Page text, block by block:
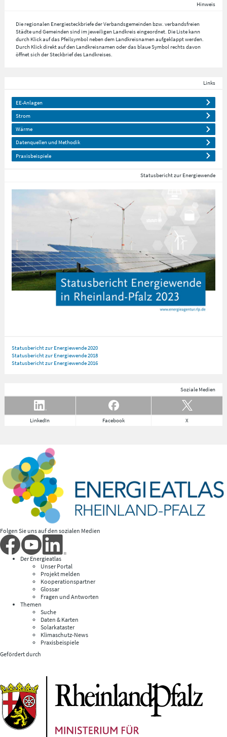
Hinweis
Die regionalen Energiesteckbriefe der Verbandsgemeinden bzw. verbandsfreien
Städte und Gemeinden sind im jeweiligen Landkreis eingeordnet. Die Liste kann
durch Klick auf das Pfeilsymbol neben dem Landkreisnamen aufgeklappt werden.
Durch Klick direkt auf den Landkreisnamen oder das blaue Symbol rechts davon
öffnet sich der Steckbrief des Landkreises.
Links
EE-Anlagen
Strom
Wärme
Datenquellen und Methodik
Praxisbeispiele
Statusbericht zur Energiewende
Statusbericht zur Energiewende 2020
Statusbericht zur Energiewende 2018
Statusbericht zur Energiewende 2016
Soziale Medien
LinkedIn Facebook X
Folgen Sie uns auf den sozialen Medien
Der Energieatlas
Unser Portal
Projekt melden
Kooperationspartner
Glossar
Fragen und Antworten
Themen
Suche
Daten & Karten
Solarkataster
Klimaschutz-News
Praxisbeispiele
Gefördert durch